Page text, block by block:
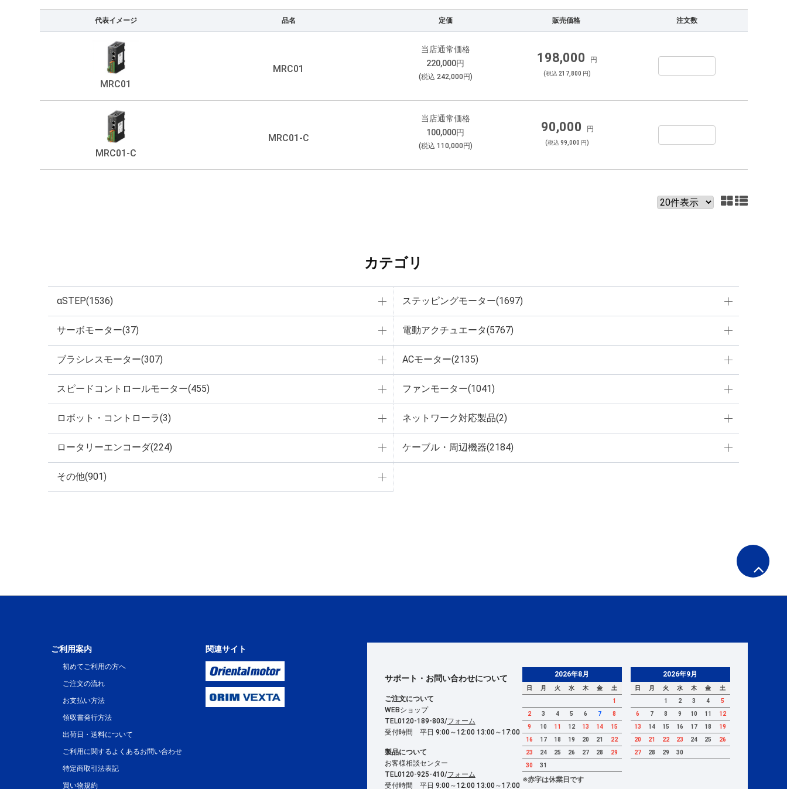
代表イメージ 品名 定価 販売価格 注文数
MRC01
MRC01
当店通常価格
220,000円
(税込 242,000 円)
198,000 円
(税込 217,800 円)
MRC01-C
MRC01-C
当店通常価格
100,000円
(税込 110,000 円)
90,000 円
(税込 99,000 円)
カテゴリ
αSTEP(1536) ステッピングモーター(1697)
サーボモーター(37) 電動アクチュエータ(5767)
ブラシレスモーター(307) ACモーター(2135)
スピードコントロールモーター(455) ファンモーター(1041)
ロボット・コントローラ(3) ネットワーク対応製品(2)
ロータリーエンコーダ(224) ケーブル・周辺機器(2184)
その他(901)
ご利用案内
初めてご利用の方へ
ご注文の流れ
お支払い方法
領収書発行方法
出荷日・送料について
ご利用に関するよくあるお問い合わせ
特定商取引法表記
買い物規約
関連サイト
サポート・お問い合わせについて
ご注文について
WEBショップ
TEL0120-189-803/フォーム
受付時間 平日 9:00～12:00 13:00～17:00
製品について
お客様相談センター
TEL0120-925-410/フォーム
受付時間 平日 9:00～12:00 13:00～17:00
2026年8月
日 月 火 水 木 金
土
1
2
3 4 5 6 7
8
9
10 11 12 13 14
15
16
17 18 19 20 21
22
23
24 25 26 27 28
29
30
31
2026年9月
日 月 火 水 木 金
土
1
2 3 4
5
6
7 8 9 10 11
12
13
14 15 16 17 18
19
20
21 22 23 24 25
26
27
28 29 30
※赤字は休業日です